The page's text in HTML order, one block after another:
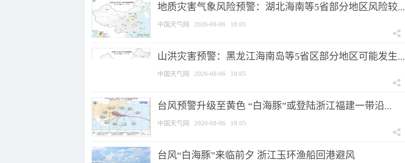
地质灾害气象风险预警：湖北海南等5省部分地区风险较...
中国天气网 2026-08-06 18:05
山洪灾害预警：黑龙江海南岛等5省区部分地区可能发生...
中国天气网 2026-08-06 18:05
台风预警升级至黄色 “白海豚”或登陆浙江福建一带沿...
中国天气网 2026-08-06 18:05
台风“白海豚”来临前夕 浙江玉环渔船回港避风